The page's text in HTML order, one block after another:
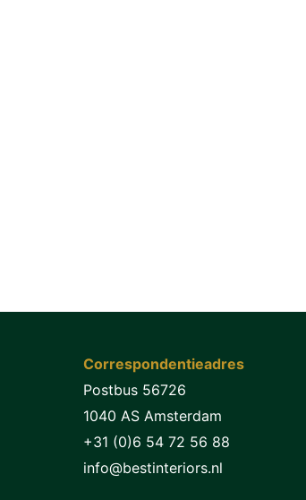
Correspondentieadres
Postbus 56726
1040 AS Amsterdam
+31 (0)6 54 72 56 88
info@bestinteriors.nl